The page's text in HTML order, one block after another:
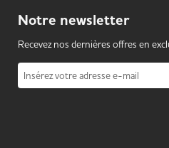
Notre newsletter
Recevez nos dernières offres en
Insérez votre adresse e-mail